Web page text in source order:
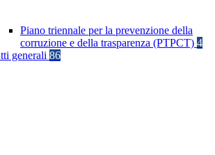
Piano triennale per la prevenzione della
corruzione e della trasparenza (PTPCT) 4
generali 86